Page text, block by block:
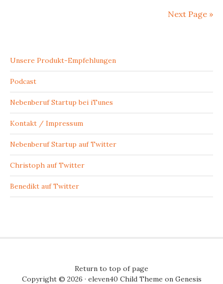
Next Page »
Unsere Produkt-Empfehlungen
Podcast
Nebenberuf Startup bei iTunes
Kontakt / Impressum
Nebenberuf Startup auf Twitter
Christoph auf Twitter
Benedikt auf Twitter
Return to top of page
Copyright © 2026 · eleven40 Child Theme on Genesis